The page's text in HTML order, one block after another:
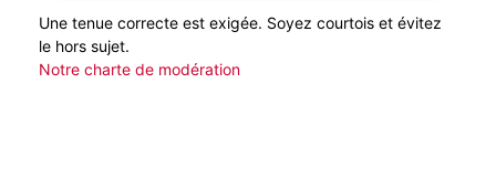
Une tenue correcte est exigée. Soyez courtois et évitez
le hors sujet.
Notre charte de modération